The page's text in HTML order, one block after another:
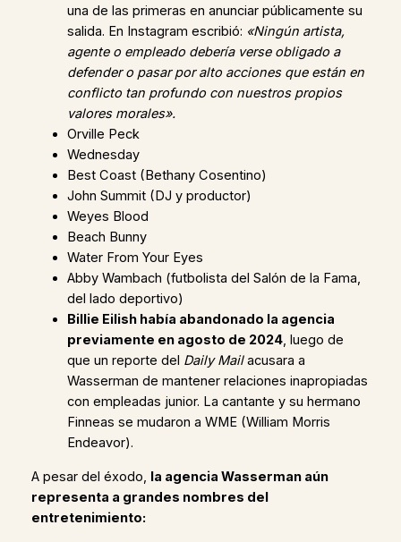
una de las primeras en anunciar públicamente su
salida. En Instagram escribió: «Ningún artista,
agente o empleado debería verse obligado a
defender o pasar por alto acciones que están en
conflicto tan profundo con nuestros propios
valores morales».
Orville Peck
Wednesday
Best Coast (Bethany Cosentino)
John Summit (DJ y productor)
Weyes Blood
Beach Bunny
Water From Your Eyes
Abby Wambach (futbolista del Salón de la Fama,
del lado deportivo)
Billie Eilish había abandonado la agencia
previamente en agosto de 2024, luego de
que un reporte del Daily Mailacusara a
Wasserman de mantener relaciones inapropiadas
con empleadas junior. La cantante y su hermano
Finneas se mudaron a WME (William Morris
Endeavor).
A pesar del éxodo, la agencia Wasserman aún
representa a grandes nombres del
entretenimiento: